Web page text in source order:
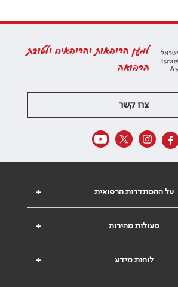
למען הרופאות והרופאים ולטובת
הרפואה
צרו קשר
+ על ההסתדרות הרפואית
+ פעולות מהירות
+ לוחות מידע